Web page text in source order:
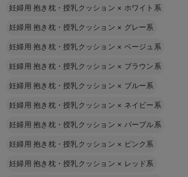
妊婦用 抱き枕・授乳クッション × ホワイト系
妊婦用 抱き枕・授乳クッション × グレー系
妊婦用 抱き枕・授乳クッション × ベージュ系
妊婦用 抱き枕・授乳クッション × ブラウン系
妊婦用 抱き枕・授乳クッション × ブルー系
妊婦用 抱き枕・授乳クッション × ネイビー系
妊婦用 抱き枕・授乳クッション × パープル系
妊婦用 抱き枕・授乳クッション × ピンク系
妊婦用 抱き枕・授乳クッション × レッド系